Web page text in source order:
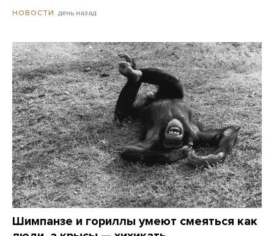
НОВОСТИ день назад
Шимпанзе и гориллы умеют смеяться как